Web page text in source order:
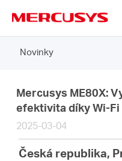
navigation
Produkty
Podpora
Novinky
Mercusys ME80X:
efektivita díky Wi-Fi
2025-03-04
Česká republika,